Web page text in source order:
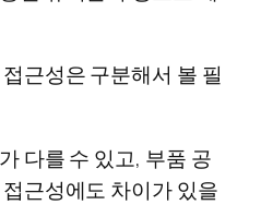
근성은 구분해서 볼 필
다를 수 있고, 부품 공
근성에도 차이가 있을